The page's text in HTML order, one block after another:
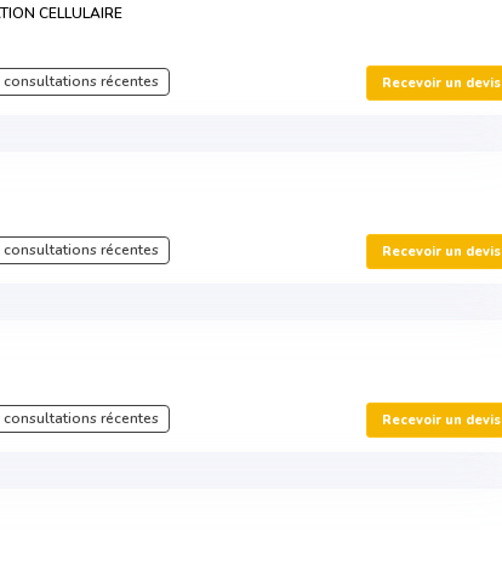
CELLULAIRE
consultations récentes Recevoir un devis
consultations récentes Recevoir un devis
consultations récentes Recevoir un devis